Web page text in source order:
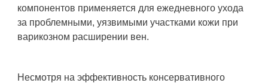
компонентов применяется для ежедневного ухода
за проблемными, уязвимыми участками кожи при
варикозном расширении вен.
Несмотря на эффективность консервативного